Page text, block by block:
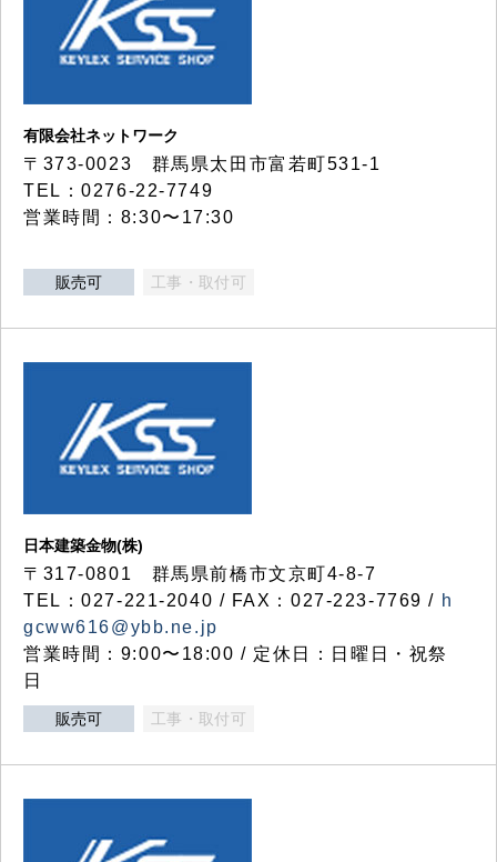
有限会社ネットワーク
〒373-0023 群馬県太田市富若町531-1
TEL：0276-22-7749
営業時間：8:30〜17:30
販売可 工事・取付可
日本建築金物(株)
〒317‐0801 群馬県前橋市文京町4-8-7
TEL：027-221-2040 / FAX：027-223-7769 / h
gcww616@ybb.ne.jp
営業時間：9:00〜18:00 / 定休日：日曜日・祝祭
日
販売可 工事・取付可